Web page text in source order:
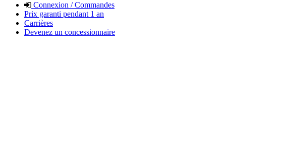
Connexion / Commandes
Prix garanti pendant 1 an
Carrières
Devenez un concessionnaire